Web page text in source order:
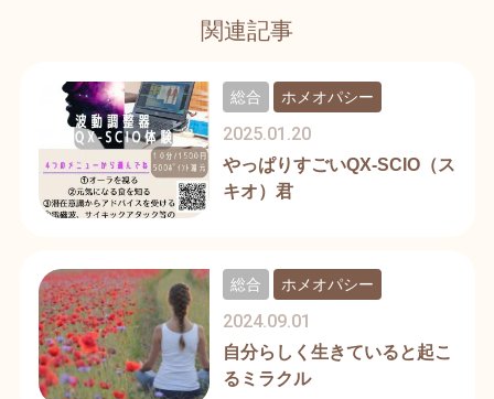
関連記事
やっぱりすごいQX-SCIO（ス
キオ）君
2025.01.20
総合 ホメオパシー
自分らしく生きていると起こ
るミラクル
2024.09.01
総合 ホメオパシー